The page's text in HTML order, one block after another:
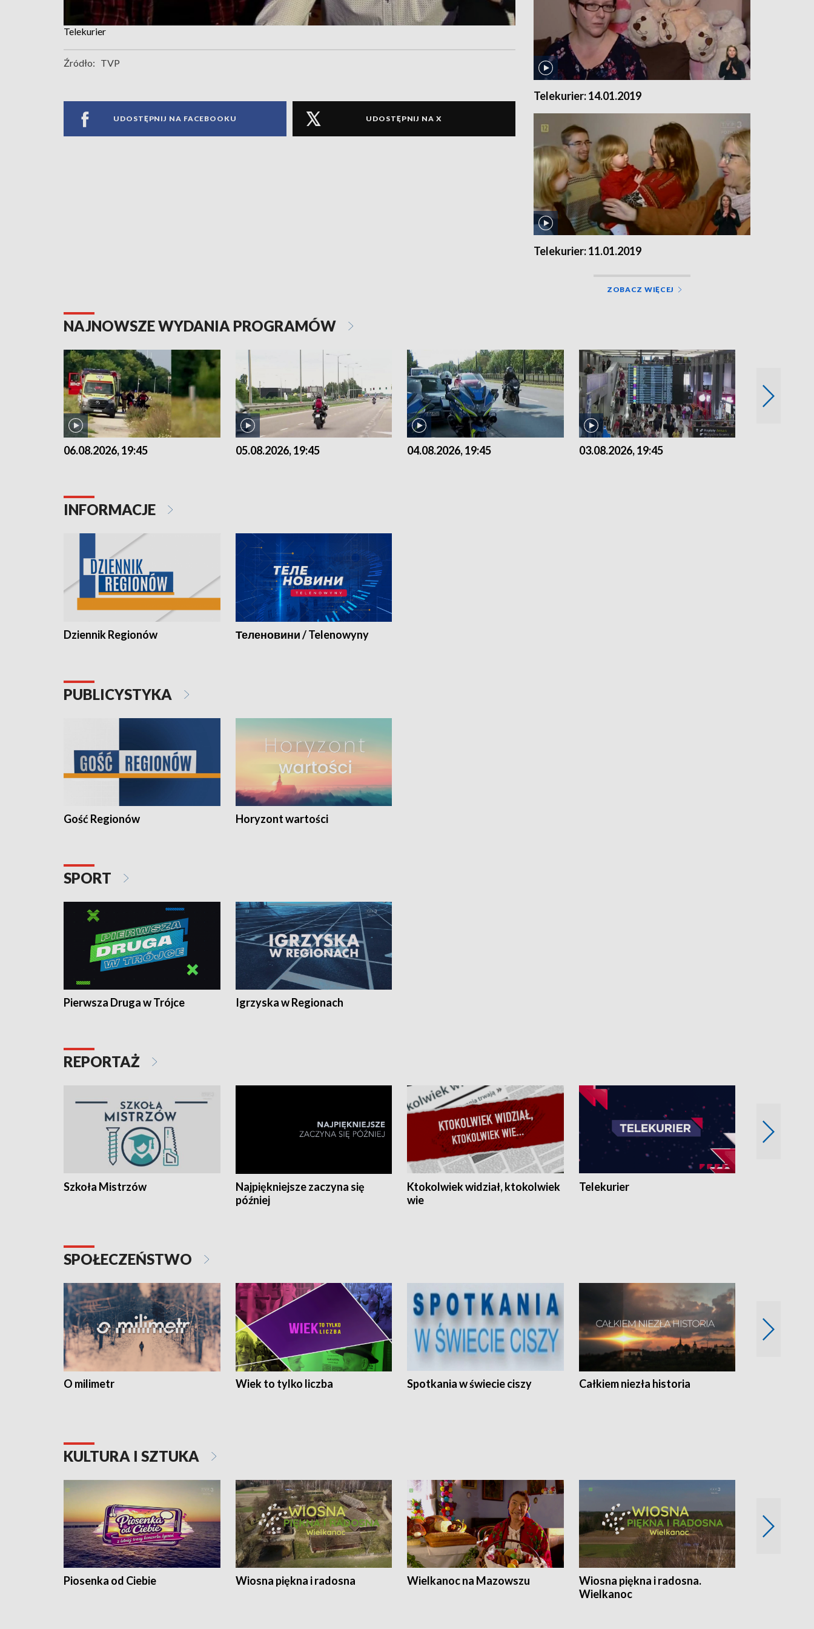
Telekurier
Źródło: TVP
UDOSTĘPNIJ NA FACEBOOKU UDOSTĘPNIJ NA X
Telekurier: 14.01.2019
Telekurier: 11.01.2019
ZOBACZ WIĘCEJ
NAJNOWSZE WYDANIA PROGRAMÓW
06.08.2026, 19:45 05.08.2026, 19:45 04.08.2026, 19:45 03.08.2026, 19:45
INFORMACJE
Dziennik Regionów Теленовини / Telenowyny
PUBLICYSTYKA
Gość Regionów Horyzont wartości
SPORT
Pierwsza Druga w Trójce Igrzyska w Regionach
REPORTAŻ
Szkoła Mistrzów
Najpiękniejsze zaczyna się
później
Ktokolwiek widział, ktokolwiek
wie
Telekurier
SPOŁECZEŃSTWO
O milimetr Wiek to tylko liczba Spotkania w świecie ciszy Całkiem niezła historia
KULTURA I SZTUKA
Piosenka od Ciebie Wiosna piękna i radosna Wielkanoc na Mazowszu
Wiosna piękna i radosna.
Wielkanoc